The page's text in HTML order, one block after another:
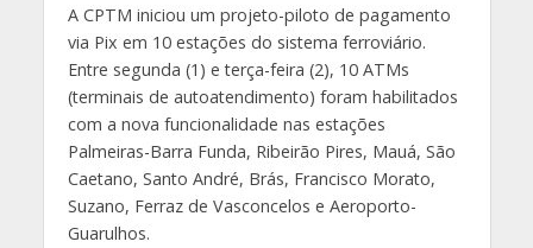
A CPTM iniciou um projeto-piloto de pagamento
via Pix em 10 estações do sistema ferroviário.
Entre segunda (1) e terça-feira (2), 10 ATMs
(terminais de autoatendimento) foram habilitados
com a nova funcionalidade nas estações
Palmeiras-Barra Funda, Ribeirão Pires, Mauá, São
Caetano, Santo André, Brás, Francisco Morato,
Suzano, Ferraz de Vasconcelos e Aeroporto-
Guarulhos.